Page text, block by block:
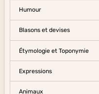
Humour
Blasons et devises
Étymologie et Toponymie
Expressions
Animaux